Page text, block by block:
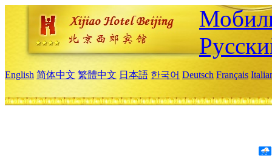
English 简体中文 繁體中文 日本語 한국어 Deutsch Français